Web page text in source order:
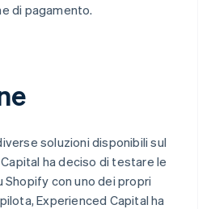
di pagamento.
soluzioni disponibili sul
ha deciso di testare le
con uno dei propri
Experienced Capital ha